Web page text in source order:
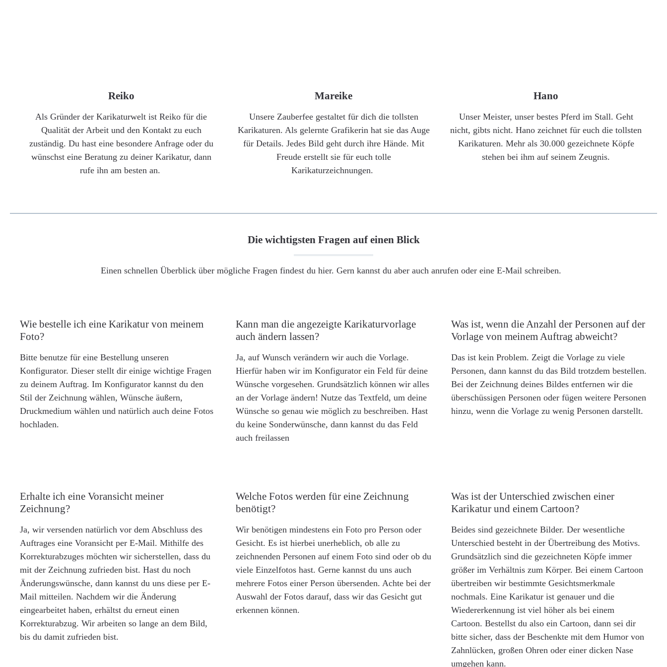
Reiko
Als Gründer der Karikaturwelt ist Reiko für die
Qualität der Arbeit und den Kontakt zu euch
zuständig. Du hast eine besondere Anfrage oder du
wünschst eine Beratung zu deiner Karikatur, dann
rufe ihn am besten an.
Mareike
Unsere Zauberfee gestaltet für dich die tollsten
Karikaturen. Als gelernte Grafikerin hat sie das Auge
für Details. Jedes Bild geht durch ihre Hände. Mit
Freude erstellt sie für euch tolle
Karikaturzeichnungen.
Hano
Unser Meister, unser bestes Pferd im Stall. Geht
nicht, gibts nicht. Hano zeichnet für euch die tollsten
Karikaturen. Mehr als 30.000 gezeichnete Köpfe
stehen bei ihm auf seinem Zeugnis.
Die wichtigsten Fragen auf einen Blick
Einen schnellen Überblick über mögliche Fragen findest du hier. Gern kannst du aber auch anrufen oder eine E-Mail schreiben.
Wie bestelle ich eine Karikatur von meinem
Foto?
Bitte benutze für eine Bestellung unseren
Konfigurator. Dieser stellt dir einige wichtige Fragen
zu deinem Auftrag. Im Konfigurator kannst du den
Stil der Zeichnung wählen, Wünsche äußern,
Druckmedium wählen und natürlich auch deine Fotos
hochladen.
Kann man die angezeigte Karikaturvorlage
auch ändern lassen?
Ja, auf Wunsch verändern wir auch die Vorlage.
Hierfür haben wir im Konfigurator ein Feld für deine
Wünsche vorgesehen. Grundsätzlich können wir alles
an der Vorlage ändern! Nutze das Textfeld, um deine
Wünsche so genau wie möglich zu beschreiben. Hast
du keine Sonderwünsche, dann kannst du das Feld
auch freilassen
Was ist, wenn die Anzahl der Personen auf der
Vorlage von meinem Auftrag abweicht?
Das ist kein Problem. Zeigt die Vorlage zu viele
Personen, dann kannst du das Bild trotzdem bestellen.
Bei der Zeichnung deines Bildes entfernen wir die
überschüssigen Personen oder fügen weitere Personen
hinzu, wenn die Vorlage zu wenig Personen darstellt.
Erhalte ich eine Voransicht meiner
Zeichnung?
Ja, wir versenden natürlich vor dem Abschluss des
Auftrages eine Voransicht per E-Mail. Mithilfe des
Korrekturabzuges möchten wir sicherstellen, dass du
mit der Zeichnung zufrieden bist. Hast du noch
Änderungswünsche, dann kannst du uns diese per E-
Mail mitteilen. Nachdem wir die Änderung
eingearbeitet haben, erhältst du erneut einen
Korrekturabzug. Wir arbeiten so lange an dem Bild,
bis du damit zufrieden bist.
Welche Fotos werden für eine Zeichnung
benötigt?
Wir benötigen mindestens ein Foto pro Person oder
Gesicht. Es ist hierbei unerheblich, ob alle zu
zeichnenden Personen auf einem Foto sind oder ob du
viele Einzelfotos hast. Gerne kannst du uns auch
mehrere Fotos einer Person übersenden. Achte bei der
Auswahl der Fotos darauf, dass wir das Gesicht gut
erkennen können.
Was ist der Unterschied zwischen einer
Karikatur und einem Cartoon?
Beides sind gezeichnete Bilder. Der wesentliche
Unterschied besteht in der Übertreibung des Motivs.
Grundsätzlich sind die gezeichneten Köpfe immer
größer im Verhältnis zum Körper. Bei einem Cartoon
übertreiben wir bestimmte Gesichtsmerkmale
nochmals. Eine Karikatur ist genauer und die
Wiedererkennung ist viel höher als bei einem
Cartoon. Bestellst du also ein Cartoon, dann sei dir
bitte sicher, dass der Beschenkte mit dem Humor von
Zahnlücken, großen Ohren oder einer dicken Nase
umgehen kann.